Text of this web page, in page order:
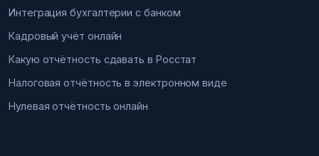
Интеграция бухгалтерии с банком
Кадровый учёт онлайн
Какую отчётность сдавать в Росстат
Налоговая отчётность в электронном виде
Нулевая отчётность онлайн